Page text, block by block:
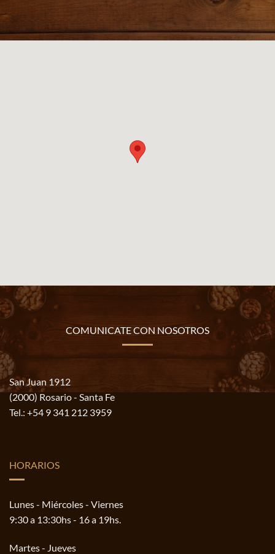
COMUNICATE CON NOSOTROS
San Juan 1912
(2000) Rosario - Santa Fe
Tel.: +54 9 341 212 3959
HORARIOS
Lunes - Miércoles - Viernes
9:30 a 13:30hs - 16 a 19hs.
Martes - Jueves